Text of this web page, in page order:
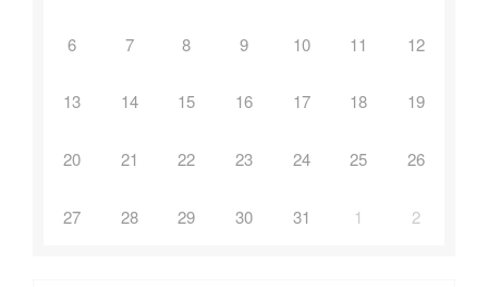
6 7 8 9 10 11 12
13 14 15 16 17 18 19
20 21 22 23 24 25 26
27 28 29 30 31 1 2